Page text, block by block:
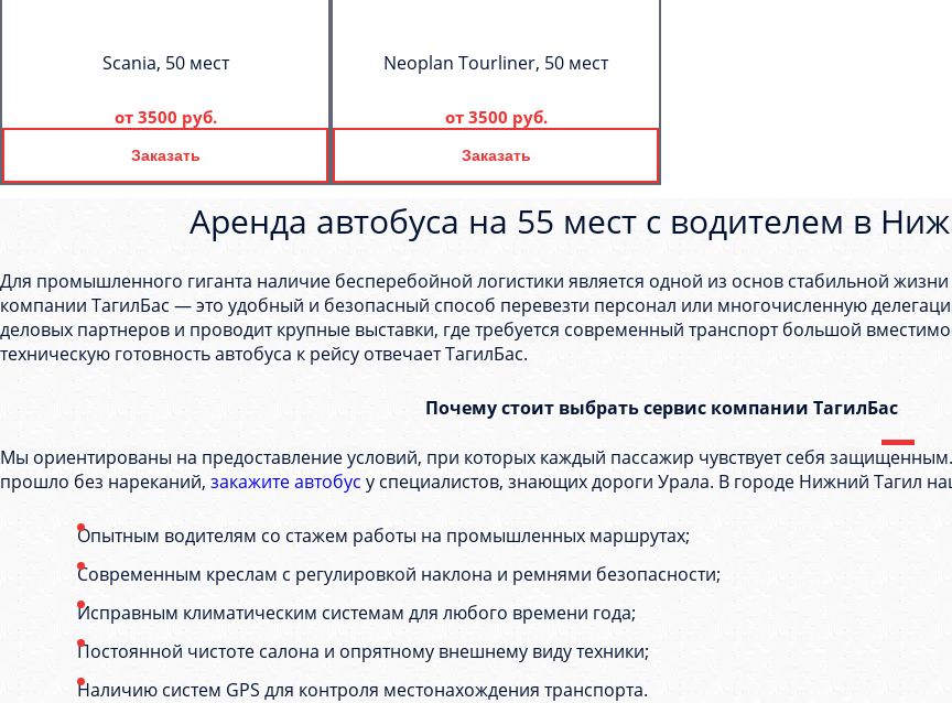
Scania, 50 мест
от 3500 руб.
Заказать
Neoplan Tourliner, 50 мест
от 3500 руб.
Заказать
Аренда автобуса на 55 мест с водителем в
Для промышленного гиганта наличие бесперебойной логистики является одной из основ стабильной жизни
компании ТагилБас — это удобный и безопасный способ перевезти персонал или многочисленную
деловых партнеров и проводит крупные выставки, где требуется современный транспорт большой
техническую готовность автобуса к рейсу отвечает ТагилБас.
Почему стоит выбрать сервис компании ТагилБас
Мы ориентированы на предоставление условий, при которых каждый пассажир чувствует себя
прошло без нареканий, закажите автобус у специалистов, знающих дороги Урала. В городе Нижний Тагил
Опытным водителям со стажем работы на промышленных маршрутах;
Современным креслам с регулировкой наклона и ремнями безопасности;
Исправным климатическим системам для любого времени года;
Постоянной чистоте салона и опрятному внешнему виду техники;
Наличию систем GPS для контроля местонахождения транспорта.